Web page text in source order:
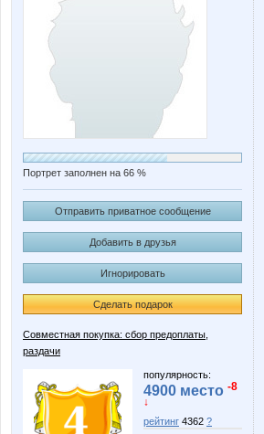
Портрет заполнен на 66 %
Отправить приватное сообщение
Добавить в друзья
Игнорировать
Сделать подарок
Совместная покупка: сбор предоплаты,
раздачи
популярность:
4900 место -8
↓
рейтинг 4362 ?